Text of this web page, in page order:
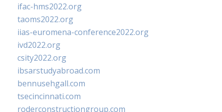
ifac-hms2022.org
taoms2022.org
iias-euromena-conference2022.org
ivd2022.org
csity2022.org
ibsarstudyabroad.com
bennusehgall.com
tsecincinnati.com
roderconstructiongroup.com